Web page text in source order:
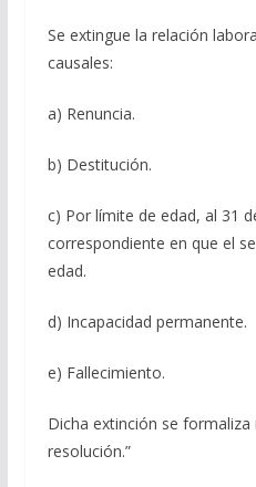
Se extingue la relación
causales:
a) Renuncia.
b) Destitución.
c) Por límite de edad, al 31
correspondiente en que el
edad.
d) Incapacidad permanente.
e) Fallecimiento.
Dicha extinción se
resolución.”